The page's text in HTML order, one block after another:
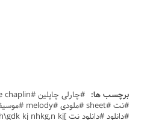
برچسب ها: